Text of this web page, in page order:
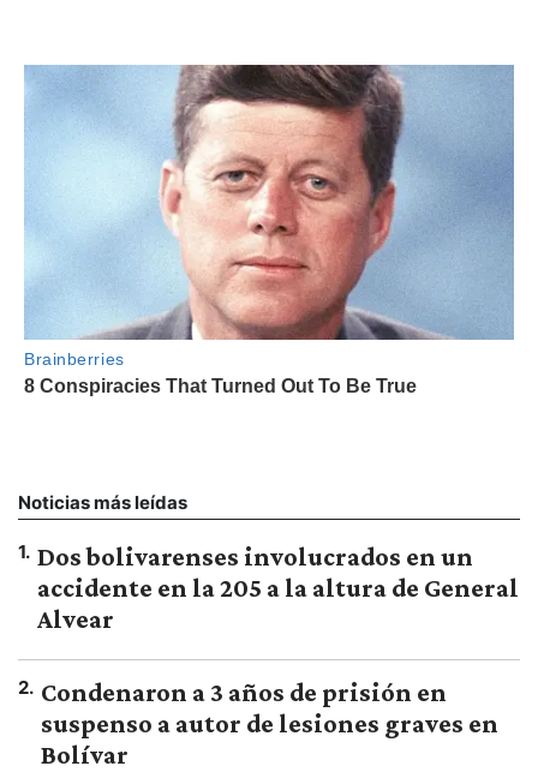
Noticias más leídas
1. Dos bolivarenses involucrados en un
accidente en la 205 a la altura de General
Alvear
2. Condenaron a 3 años de prisión en
suspenso a autor de lesiones graves en
Bolívar